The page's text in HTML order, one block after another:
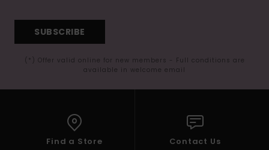
SUBSCRIBE
(*) Offer valid online for new members - Full conditions are
available in welcome email
Find a Store Contact Us